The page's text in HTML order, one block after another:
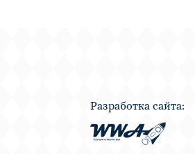
Разработка сайта: